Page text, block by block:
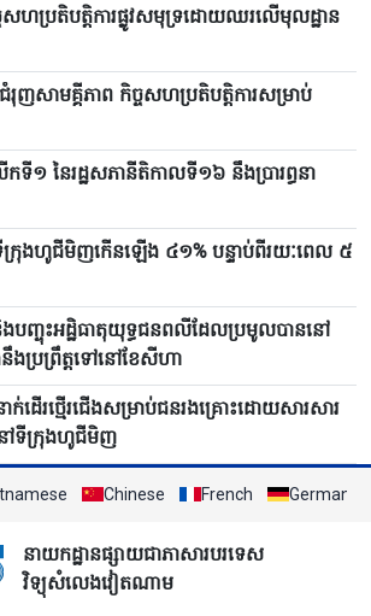
ហប្រតិបត្តិការផ្លូវសមុទ្រដោយឈរលើមុលដ្ឋាន
ញសាមគ្គីភាព កិច្ចសហប្រតិបត្តិការសម្រាប់
១ នៃរដ្ឋសភានីតិកាលទី១៦ នឹងប្រារព្ធនា
ងហូជីមិញកើនឡើង ៤១% បន្ទាប់ពីរយៈពេល ៥
ងបញ្ចុះអដ្ឋិធាតុយុទ្ធជនពលីដែលប្រមូលបាននៅ
ងប្រព្រឹត្តទៅនៅខែសីហា
ើរថ្មើរជើងសម្រាប់ជនរងគ្រោះដោយសារសារ
ទីក្រុងហូជីមិញ
Chinese French German
នាយកដ្ឋានផ្សាយជាភាសារបរទេស
វិទ្យុសំលេងវៀតណាម